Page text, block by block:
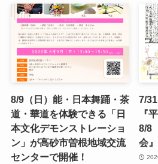
8/9（日）能・日本舞踊・茶
道・華道を体験できる「日
本文化デモンストレーショ
ン」が高砂市曽根地域交流
センターで開催！
7/
『
8/8
会